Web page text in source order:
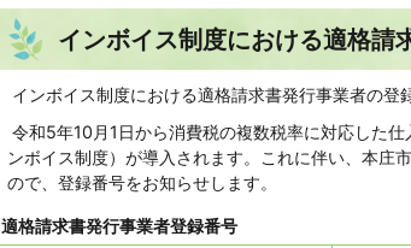
インボイス制度における適格請
インボイス制度における適格請求書発行事業者の登
令和5年10月1日から消費税の複数税率に対応した
ンボイス制度）が導入されます。これに伴い、本庄
ので、登録番号をお知らせします。
適格請求書発行事業者登録番号